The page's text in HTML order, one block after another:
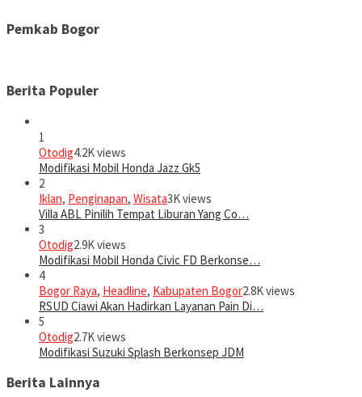
Pemkab Bogor
Berita Populer
1
Otodig4.2K views
Modifikasi Mobil Honda Jazz Gk5
2
Iklan, Penginapan, Wisata3K views
Villa ABL Pinilih Tempat Liburan Yang Co…
3
Otodig2.9K views
Modifikasi Mobil Honda Civic FD Berkonse…
4
Bogor Raya, Headline, Kabupaten Bogor2.8K views
RSUD Ciawi Akan Hadirkan Layanan Pain Di…
5
Otodig2.7K views
Modifikasi Suzuki Splash Berkonsep JDM
Berita Lainnya